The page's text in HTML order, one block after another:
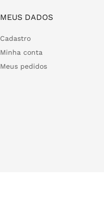
MEUS DADOS
Cadastro
Minha conta
Meus pedidos